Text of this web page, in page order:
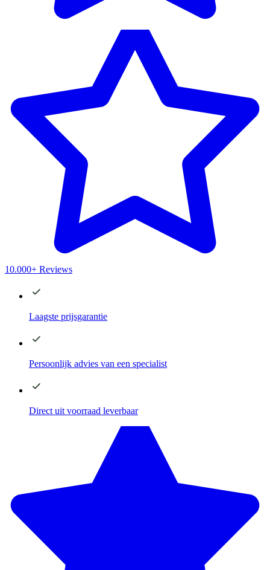
10.000+ Reviews
Laagste prijsgarantie
Persoonlijk advies van een specialist
Direct uit voorraad leverbaar